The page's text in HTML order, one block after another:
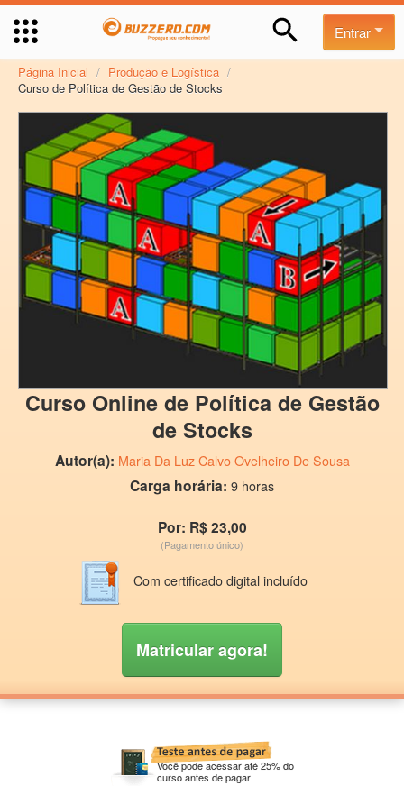
Entrar
Página Inicial / Produção e Logística /
Curso de Política de Gestão de Stocks
Curso Online de Política de Gestão
de Stocks
Autor(a): Maria Da Luz Calvo Ovelheiro De Sousa
Carga horária: 9 horas
Por: R$ 23,00
(Pagamento único)
Com certificado digital incluído
Matricular agora!
Você pode acessar até 25% do
curso antes de pagar